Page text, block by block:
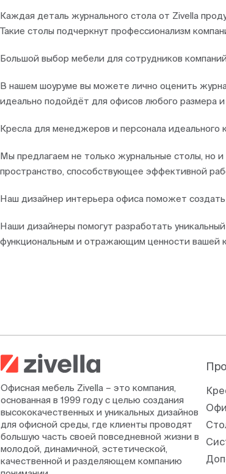
Каждая деталь журнального стола от Zivella
Такие столы подчеркнут профессионализм
Большой выбор мебели для сотрудников
В нашем шоуруме вы можете лично оценить
идеально подойдёт для офисов любого размера и
Кресла для менеджеров и персонала идеального
Мы предлагаем не только журнальные столы, но
пространство, способствующее эффективной
Наш дизайнер интерьера офиса поможет
Наши дизайнеры помогут разработать
функциональным и отражающим ценности вашей
Офисная мебель Zivella – это компания,
основанная в 1999 году с целью создания
высококачественных и уникальных дизайнов
для офисной среды, где клиенты проводят
большую часть своей повседневной жизни в
молодой, динамичной, эстетической,
качественной и разделяющем компанию